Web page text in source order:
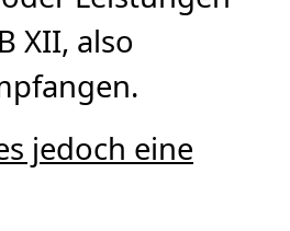
XII, also
jedoch eine